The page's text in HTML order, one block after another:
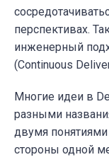
перспективах.
инженерный
(Continuous
Многие идеи в
разными
двумя
стороны одной